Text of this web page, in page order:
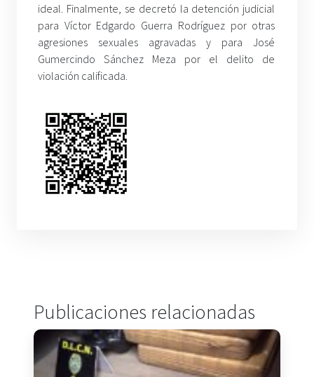
ideal. Finalmente, se decretó la detención judicial
para Víctor Edgardo Guerra Rodríguez por otras
agresiones sexuales agravadas y para José
Gumercindo Sánchez Meza por el delito de
violación calificada.
Publicaciones relacionadas